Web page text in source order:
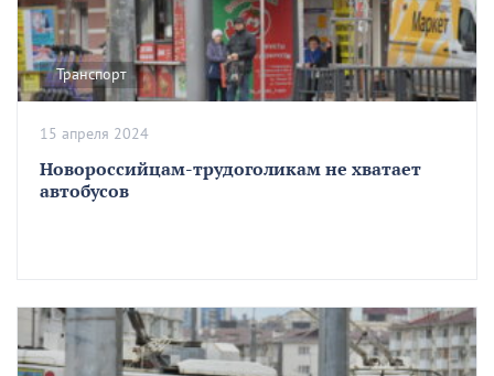
Транспорт
Новороссийцам-трудоголикам не хватает
автобусов
15 апреля 2024